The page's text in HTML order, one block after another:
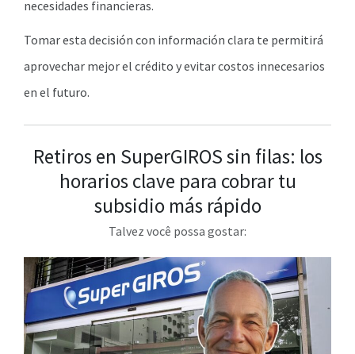
necesidades financieras.
Tomar esta decisión con información clara te permitirá
aprovechar mejor el crédito y evitar costos innecesarios
en el futuro.
Retiros en SuperGIROS sin filas: los
horarios clave para cobrar tu
subsidio más rápido
Talvez você possa gostar: